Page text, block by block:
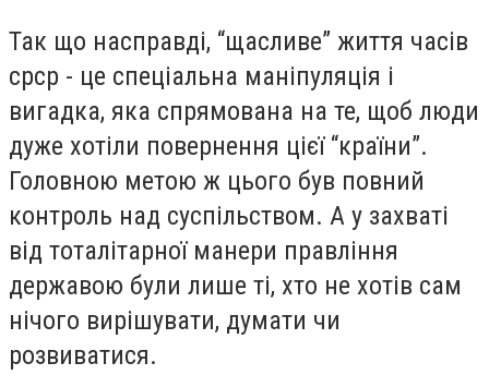
Так що насправді, “щасливе” життя часів
срср - це спеціальна маніпуляція і
вигадка, яка спрямована на те, щоб люди
дуже хотіли повернення цієї “країни”.
Головною метою ж цього був повний
контроль над суспільством. А у захваті
від тоталітарної манери правління
державою були лише ті, хто не хотів сам
нічого вирішувати, думати чи
розвиватися.